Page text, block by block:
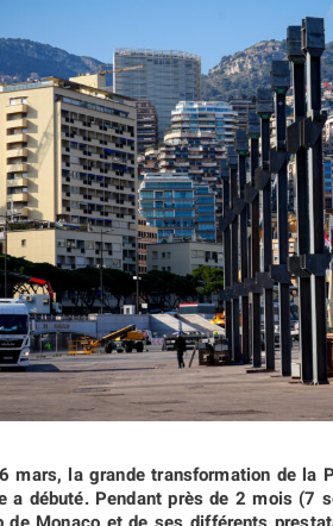
mars, la grande transformation de la
a débuté. Pendant près de 2 mois (7